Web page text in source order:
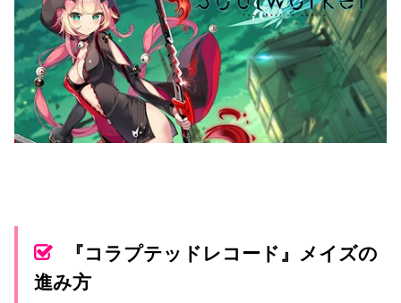
『コラプテッドレコード』メイズの
進み方